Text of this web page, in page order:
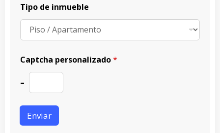
Tipo de inmueble
e
o
r
T
Captcha personalizado*
=
Enviar